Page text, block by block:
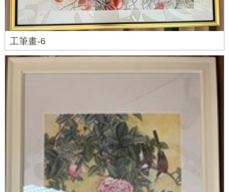
工筆畫-6